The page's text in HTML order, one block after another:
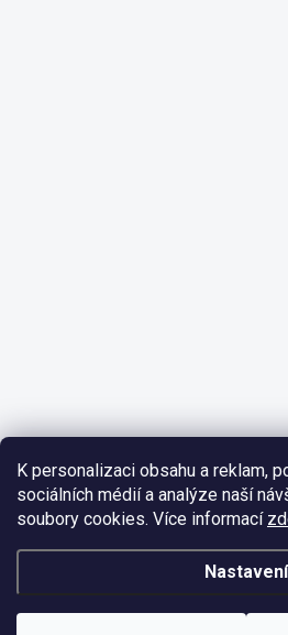
K personalizaci obsahu a reklam,
sociálních médií a analýze naší
soubory cookies. Více informací
Nastavení